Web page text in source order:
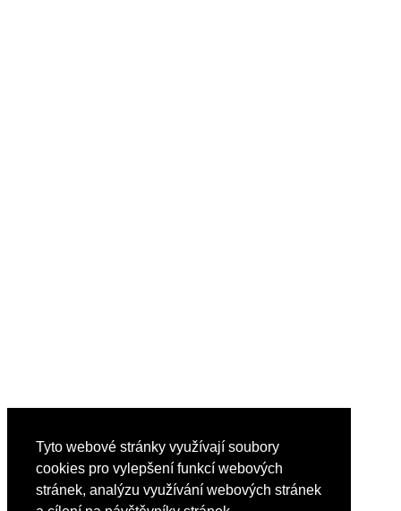
Tyto webové stránky využívají soubory
cookies pro vylepšení funkcí webových
stránek, analýzu využívání webových stránek